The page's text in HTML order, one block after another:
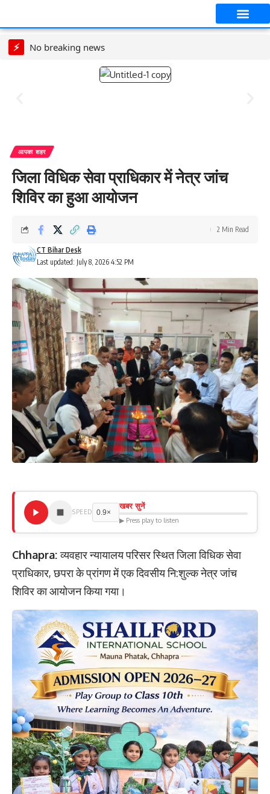
⚡ No breaking news
आपका शहर
जिला विधिक सेवा प्राधिकार में नेत्र जांच
शिविर का हुआ आयोजन
Last updated: July 8, 2026 4:52 PM
CT Bihar Desk
2 Min Read
खबर सुनें
▶ Press play to listen
SPEED
Chhapra:व्यवहार न्यायालय परिसर स्थित जिला विधिक सेवा
प्राधिकार, छपरा के प्रांगण में एक दिवसीय नि:शुल्क नेत्र जांच
शिविर का आयोजन किया गया।